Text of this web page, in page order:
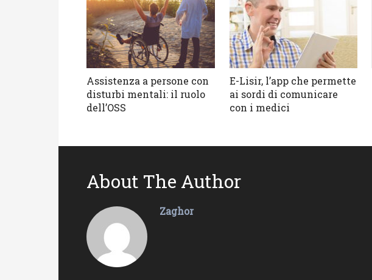
Assistenza a persone con
disturbi mentali: il ruolo
dell’OSS
E-Lisir, l’app che permette
ai sordi di comunicare
con i medici
About The Author
Zaghor